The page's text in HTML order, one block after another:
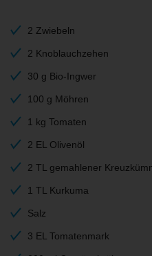
2 Zwiebeln
2 Knoblauchzehen
30 g Bio-Ingwer
100 g Möhren
1 kg Tomaten
2 EL Olivenöl
2 TL gemahlener
1 TL Kurkuma
Salz
3 EL Tomatenmark